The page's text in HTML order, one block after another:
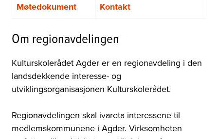
Møtedokument
Kontakt
Om regionavdelingen
Kulturskolerådet Agder er en regionavdeling i den
landsdekkende interesse- og
utviklingsorganisasjonen Kulturskolerådet.
Regionavdelingen skal ivareta interessene til
medlemskommunene i Agder. Virksomheten